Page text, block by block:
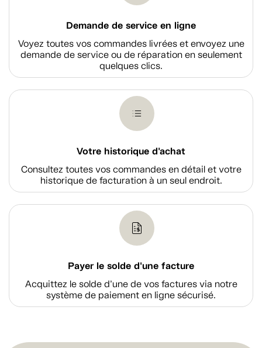
Demande de service en ligne
Voyez toutes vos commandes livrées et envoyez une
demande de service ou de réparation en seulement
quelques clics.
Votre historique d'achat
Consultez toutes vos commandes en détail et votre
historique de facturation à un seul endroit.
Payer le solde d'une facture
Acquittez le solde d’une de vos factures via notre
système de paiement en ligne sécurisé.